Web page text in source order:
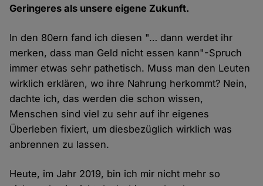
Geringeres als unsere eigene Zukunft.
In den 80ern fand ich diesen "… dann werdet ihr
merken, dass man Geld nicht essen kann"-Spruch
immer etwas sehr pathetisch. Muss man den Leuten
wirklich erklären, wo ihre Nahrung herkommt? Nein,
dachte ich, das werden die schon wissen,
Menschen sind viel zu sehr auf ihr eigenes
Überleben fixiert, um diesbezüglich wirklich was
anbrennen zu lassen.
Heute, im Jahr 2019, bin ich mir nicht mehr so